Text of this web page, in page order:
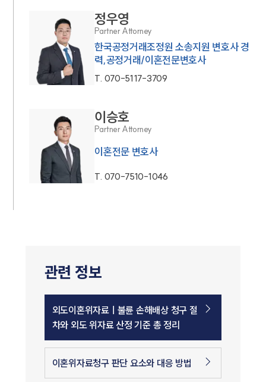
정우영
Partner Attorney
한국공정거래조정원 소송지원 변호사 경
력,공정거래/이혼전문변호사
T. 070-5117-3709
이승호
Partner Attorney
이혼전문 변호사
T. 070-7510-1046
관련 정보
외도이혼위자료ㅣ불륜 손해배상 청구 절
차와 외도 위자료 산정 기준 총 정리
이혼위자료청구 판단 요소와 대응 방법